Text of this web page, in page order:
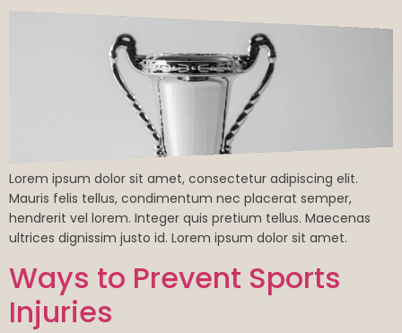
Lorem ipsum dolor sit amet, consectetur adipiscing elit.
Mauris felis tellus, condimentum nec placerat semper,
hendrerit vel lorem. Integer quis pretium tellus. Maecenas
ultrices dignissim justo id. Lorem ipsum dolor sit amet.
Ways to Prevent Sports
Injuries